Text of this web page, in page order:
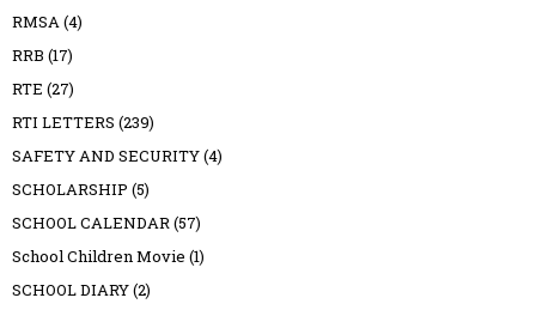
RMSA(4)
RRB (17)
RTE (27)
RTI LETTERS (239)
SAFETY AND SECURITY(4)
SCHOLARSHIP (5)
SCHOOL CALENDAR(57)
School Children Movie (1)
SCHOOL DIARY(2)